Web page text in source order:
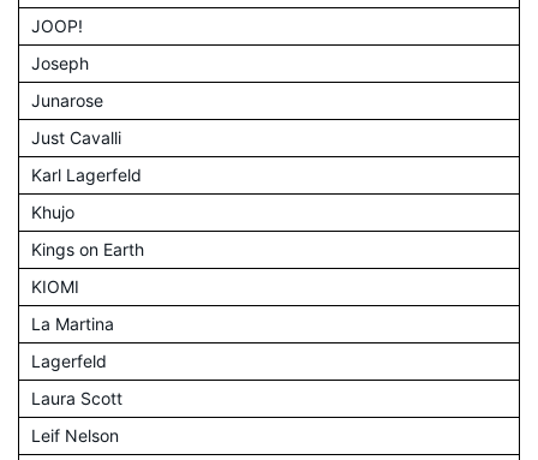
JOOP!
Joseph
Junarose
Just Cavalli
Karl Lagerfeld
Khujo
Kings on Earth
KIOMI
La Martina
Lagerfeld
Laura Scott
Leif Nelson